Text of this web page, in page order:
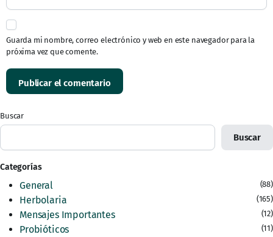
Guarda mi nombre, correo electrónico y web en este navegador para la
próxima vez que comente.
Buscar
Buscar
Categorías
General (88)
Herbolaria (165)
Mensajes Importantes (12)
Probióticos (11)